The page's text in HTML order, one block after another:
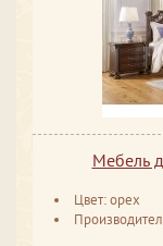
Мебель
Цвет: орех